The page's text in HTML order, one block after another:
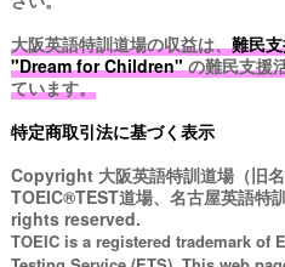
大阪英語特訓道場の収益は、難民
"Dream for Children"の難民支援
ています。
特定商取引法に基づく表示
Copyright 大阪英語特訓道場（旧
TOEIC®TEST道場、名古屋英語特訓
rights reserved.
TOEIC is a registered trademark of